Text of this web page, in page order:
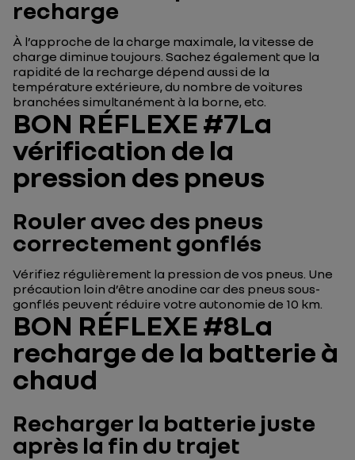
recharge
À l’approche de la charge maximale, la vitesse de
charge diminue toujours. Sachez également que la
rapidité de la recharge dépend aussi de la
température extérieure, du nombre de voitures
branchées simultanément à la borne, etc.
BON RÉFLEXE #7La
vérification de la
pression des pneus
Rouler avec des pneus
correctement gonflés
Vérifiez régulièrement la pression de vos pneus. Une
précaution loin d’être anodine car des pneus sous-
gonflés peuvent réduire votre autonomie de 10 km.
BON RÉFLEXE #8La
recharge de la batterie à
chaud
Recharger la batterie juste
après la fin du trajet